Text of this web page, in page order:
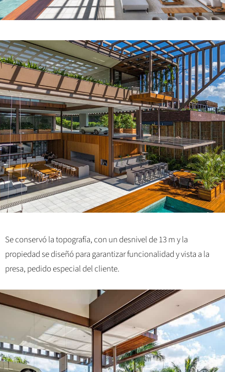
Se conservó la topografía, con un desnivel de 13 m y la
propiedad se diseñó para garantizar funcionalidad y vista a la
presa, pedido especial del cliente.